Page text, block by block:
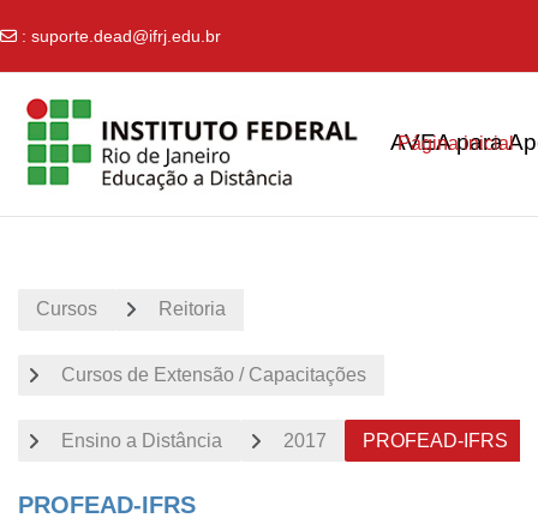
: suporte.dead@ifrj.edu.br
AVEA para
Página inicial
Cursos Reitoria
Cursos de Extensão / Capacitações
Ensino a Distância 2017 PROFEAD-IFRS
PROFEAD-IFRS